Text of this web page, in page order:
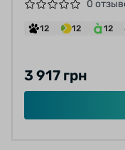
0
12 12 12
3 917 грн